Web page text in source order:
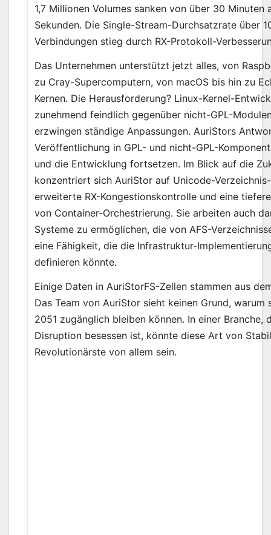
1,7 Millionen Volumes sanken von über 30 Minuten
Sekunden. Die Single-Stream-Durchsatzrate über
Verbindungen stieg durch RX-Protokoll-
Das Unternehmen unterstützt jetzt alles, von
zu Cray-Supercomputern, von macOS bis hin zu
Kernen. Die Herausforderung? Linux-Kernel-
zunehmend feindlich gegenüber nicht-GPL-
erzwingen ständige Anpassungen. AuriStors
Veröffentlichung in GPL- und nicht-GPL-
und die Entwicklung fortsetzen. Im Blick auf die
konzentriert sich AuriStor auf Unicode-
erweiterte RX-Kongestionskontrolle und eine
von Container-Orchestrierung. Sie arbeiten auch
Systeme zu ermöglichen, die von AFS-
eine Fähigkeit, die die Infrastruktur-
definieren könnte.
Einige Daten in AuriStorFS-Zellen stammen aus
Das Team von AuriStor sieht keinen Grund, warum
2051 zugänglich bleiben können. In einer Branche,
Disruption besessen ist, könnte diese Art von
Revolutionärste von allem sein.